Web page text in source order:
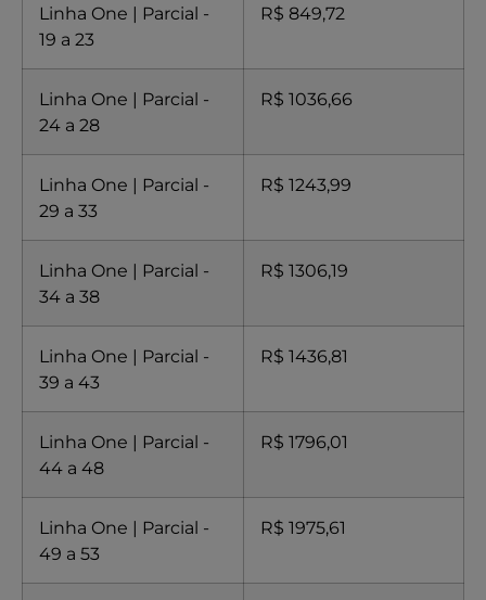
Linha One | Parcial -
19 a 23
R$ 849,72
Linha One | Parcial -
24 a 28
R$ 1036,66
Linha One | Parcial -
29 a 33
R$ 1243,99
Linha One | Parcial -
34 a 38
R$ 1306,19
Linha One | Parcial -
39 a 43
R$ 1436,81
Linha One | Parcial -
44 a 48
R$ 1796,01
Linha One | Parcial -
49 a 53
R$ 1975,61